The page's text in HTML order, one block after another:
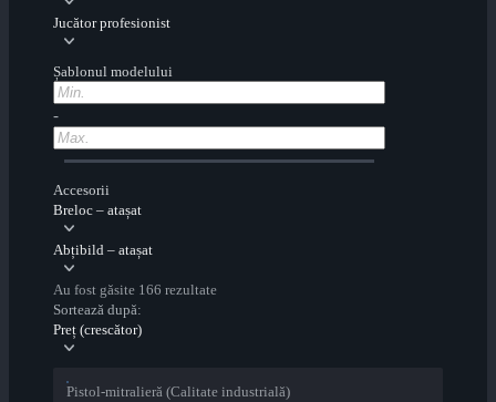
Jucător profesionist
Șablonul modelului
-
Accesorii
Breloc – atașat
Abțibild – atașat
Au fost găsite 166 rezultate
Sortează după:
Preț (crescător)
Pistol-mitralieră (Calitate industrială)